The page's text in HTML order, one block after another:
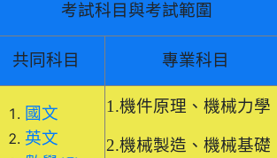
考試科目與考試範圍
共同科目
專業科目
國文
英文
1.機件原理、機械力學
2.機械製造、機械基礎